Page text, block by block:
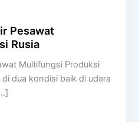
Pesawat
Rusia
Multifungsi Produksi
dua kondisi baik di udara